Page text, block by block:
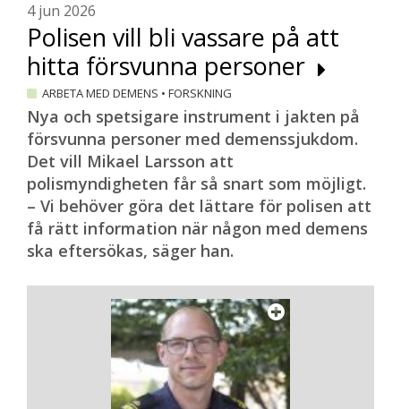
4 jun 2026
Polisen vill bli vassare på att
hitta försvunna personer
ARBETA MED DEMENS • FORSKNING
Nya och spetsigare instrument i jakten på
försvunna personer med demenssjukdom.
Det vill Mikael Larsson att
polismyndigheten får så snart som möjligt.
– Vi behöver göra det lättare för polisen att
få rätt information när någon med demens
ska eftersökas, säger han.